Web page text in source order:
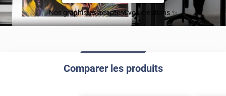
Nos graphistes adaptent vos créations ✨
Comparer les produits